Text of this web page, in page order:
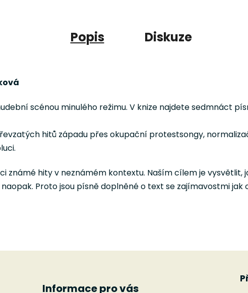
Popis Diskuze
scénou minulého režimu. V knize najdete sedmnáct
hitů západu přes okupační protestsongy,
známé hity v neznámém kontextu. Naším cílem je vysvětlit,
Proto jsou písně doplněné o text se zajímavostmi
Informace pro vás